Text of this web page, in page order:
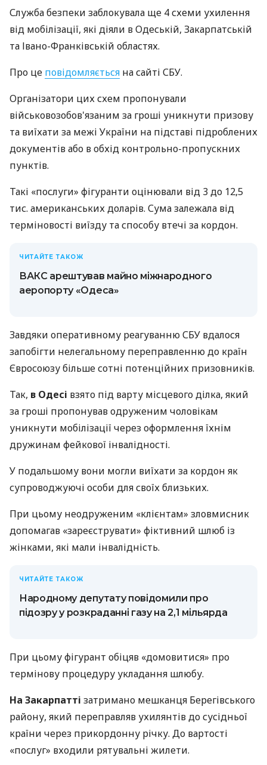
Служба безпеки заблокувала ще 4 схеми ухилення
від мобілізації, які діяли в Одеській, Закарпатській
та Івано-Франківській областях.
Про це повідомляється на сайті СБУ.
Організатори цих схем пропонували
військовозобов'язаним за гроші уникнути призову
та виїхати за межі України на підставі підроблених
документів або в обхід контрольно-пропускних
пунктів.
Такі «послуги» фігуранти оцінювали від 3 до 12,5
тис. американських доларів. Сума залежала від
терміновості виїзду та способу втечі за кордон.
ЧИТАЙТЕ ТАКОЖ
ВАКС арештував майно міжнародного
аеропорту «Одеса»
Завдяки оперативному реагуванню СБУ вдалося
запобігти нелегальному переправленню до країн
Євросоюзу більше сотні потенційних призовників.
Так, в Одесі взято під варту місцевого ділка, який
за гроші пропонував одруженим чоловікам
уникнути мобілізації через оформлення їхнім
дружинам фейкової інвалідності.
У подальшому вони могли виїхати за кордон як
супроводжуючі особи для своїх близьких.
При цьому неодруженим «клієнтам» зловмисник
допомагав «зареєструвати» фіктивний шлюб із
жінками, які мали інвалідність.
ЧИТАЙТЕ ТАКОЖ
Народному депутату повідомили про
підозру у розкраданні газу на 2,1 мільярда
При цьому фігурант обіцяв «домовитися» про
термінову процедуру укладання шлюбу.
На Закарпатті затримано мешканця Берегівського
району, який переправляв ухилянтів до сусідньої
країни через прикордонну річку. До вартості
«послуг» входили рятувальні жилети.